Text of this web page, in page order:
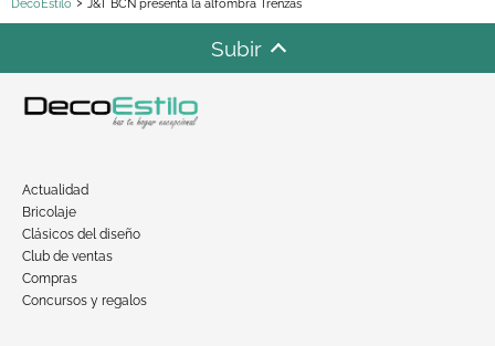
DecoEstilo J&T BCN presenta la alfombra Trenzas
Subir
Actualidad
Bricolaje
Clásicos del diseño
Club de ventas
Compras
Concursos y regalos